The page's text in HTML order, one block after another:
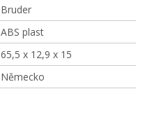
Bruder
ABS plast
65,5 x 12,9 x 15
Německo